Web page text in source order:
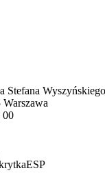
Stefana
00